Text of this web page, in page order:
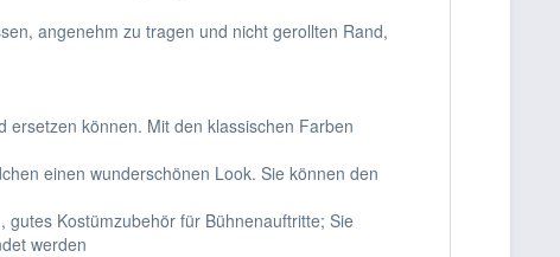
angenehm zu tragen und nicht gerollten Rand,
können. Mit den klassischen Farben
einen wunderschönen Look. Sie können den
Kostümzubehör für Bühnenauftritte; Sie
werden